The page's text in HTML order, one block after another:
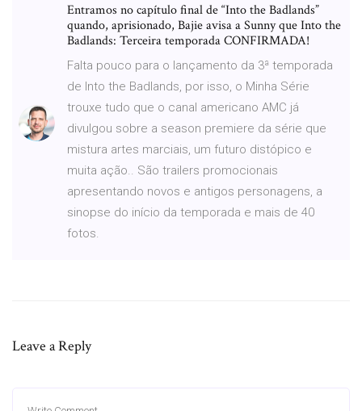
Entramos no capítulo final de “Into the Badlands”
quando, aprisionado, Bajie avisa a Sunny que Into the
Badlands: Terceira temporada CONFIRMADA!
Falta pouco para o lançamento da 3ª temporada
de Into the Badlands, por isso, o Minha Série
trouxe tudo que o canal americano AMC já
divulgou sobre a season premiere da série que
mistura artes marciais, um futuro distópico e
muita ação.. São trailers promocionais
apresentando novos e antigos personagens, a
sinopse do início da temporada e mais de 40
fotos.
Leave a Reply